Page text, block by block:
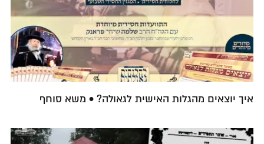
איך יוצאים מהגלות האישית לגאולה? • משא סוחף